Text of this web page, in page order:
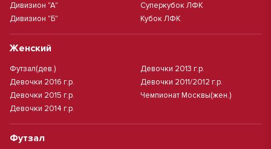
Дивизион "А"
Дивизион "Б"
Суперкубок ЛФК
Кубок ЛФК
Женский
Футзал(дев.)
Девочки 2016 г.р.
Девочки 2015 г.р.
Девочки 2014 г.р.
Девочки 2013 г.р.
Девочки 2011/2012 г.р.
Чемпионат Москвы(жен.)
Футзал